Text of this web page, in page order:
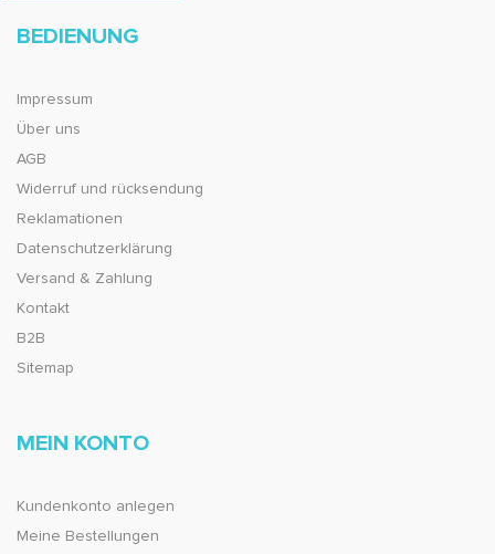
BEDIENUNG
Impressum
Über uns
AGB
Widerruf und rücksendung
Reklamationen
Datenschutzerklärung
Versand & Zahlung
Kontakt
B2B
Sitemap
MEIN KONTO
Kundenkonto anlegen
Meine Bestellungen